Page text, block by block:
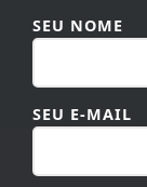
SEU NOME
SEU E-MAIL